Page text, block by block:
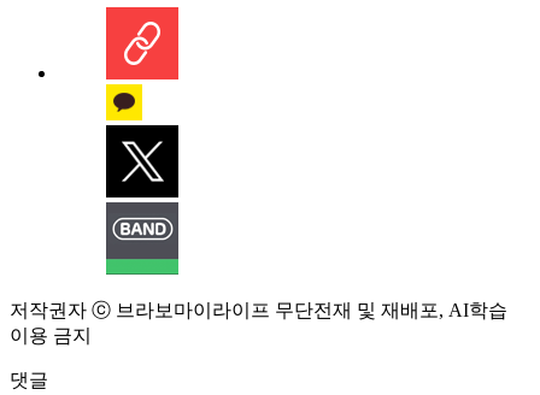
저작권자 ⓒ 브라보마이라이프 무단전재 및 재배포, AI학습
이용 금지
댓글